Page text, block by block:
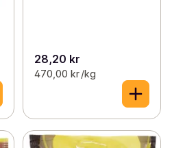
28,20 kr
470,00 kr /kg